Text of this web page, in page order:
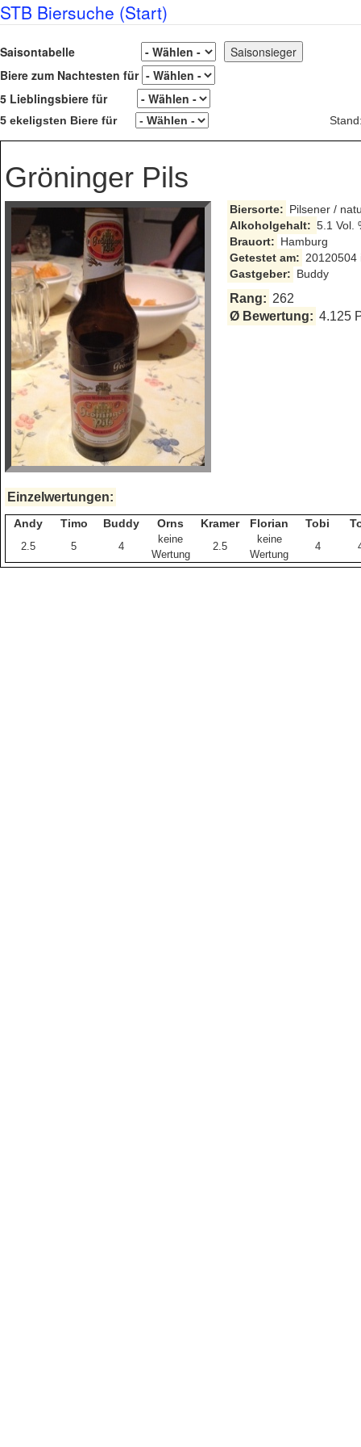
STB Biersuche (Start)
Saisontabelle
Biere zum Nachtesten für
5 Lieblingsbiere für
5 ekeligsten Biere für
Gröninger Pils
Biersorte: Pilsener /
Alkoholgehalt: 5.1 Vol.
Brauort: Hamburg
Getestet am: 20120504
Gastgeber: Buddy
Rang: 262
Ø Bewertung: 4.125
Einzelwertungen:
Andy Timo Buddy Orns Kramer Florian Tobi
2.5 5 4
keine
Wertung
2.5
keine
Wertung
4